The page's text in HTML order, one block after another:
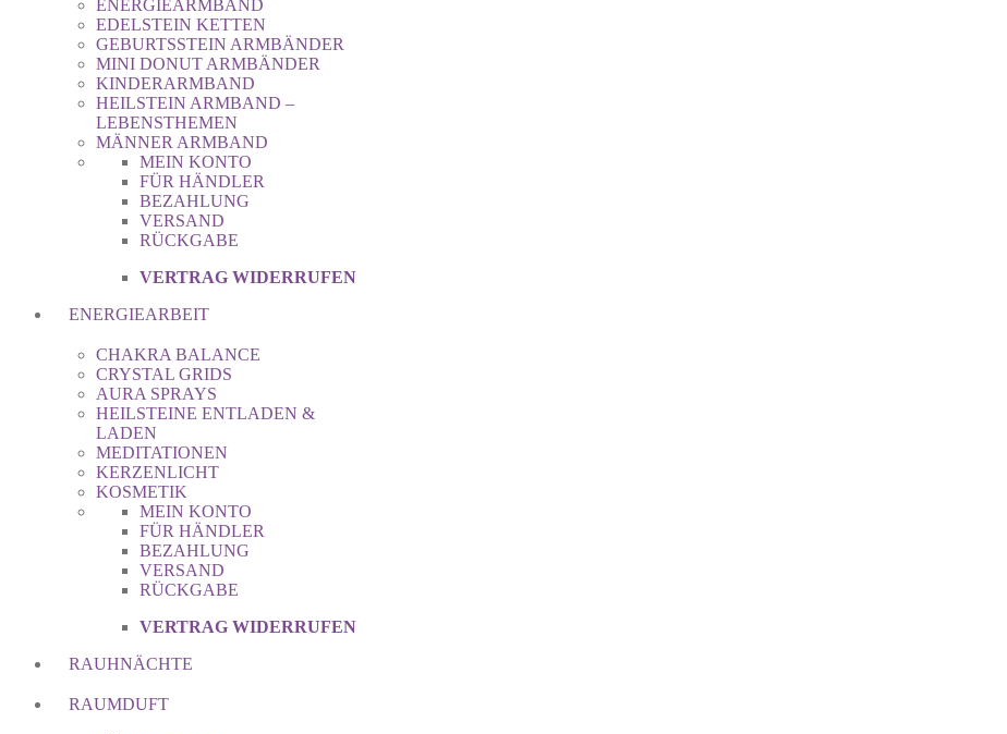
ENERGIEARMBAND
EDELSTEIN KETTEN
GEBURTSSTEIN ARMBÄNDER
MINI DONUT ARMBÄNDER
KINDERARMBAND
HEILSTEIN ARMBAND –
LEBENSTHEMEN
MÄNNER ARMBAND
MEIN KONTO
FÜR HÄNDLER
BEZAHLUNG
VERSAND
RÜCKGABE
VERTRAG WIDERRUFEN
ENERGIEARBEIT
CHAKRA BALANCE
CRYSTAL GRIDS
AURA SPRAYS
HEILSTEINE ENTLADEN &
LADEN
MEDITATIONEN
KERZENLICHT
KOSMETIK
MEIN KONTO
FÜR HÄNDLER
BEZAHLUNG
VERSAND
RÜCKGABE
VERTRAG WIDERRUFEN
RAUHNÄCHTE
RAUMDUFT